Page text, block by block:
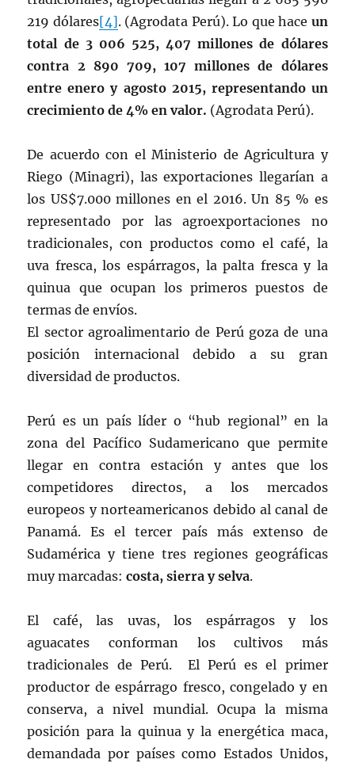
219 dólares[4]. (Agrodata Perú). Lo que hace un
total de 3 006 525, 407 millones de dólares
contra 2 890 709, 107 millones de dólares
entre enero y agosto 2015, representando un
crecimiento de 4% en valor. (Agrodata Perú).
De acuerdo con el Ministerio de Agricultura y
Riego (Minagri), las exportaciones llegarían a
los US$7.000 millones en el 2016. Un 85 % es
representado por las agroexportaciones no
tradicionales, con productos como el café, la
uva fresca, los espárragos, la palta fresca y la
quinua que ocupan los primeros puestos de
termas de envíos.
El sector agroalimentario de Perú goza de una
posición internacional debido a su gran
diversidad de productos.
Perú es un país líder o “hub regional” en la
zona del Pacífico Sudamericano que permite
llegar en contra estación y antes que los
competidores directos, a los mercados
europeos y norteamericanos debido al canal de
Panamá. Es el tercer país más extenso de
Sudamérica y tiene tres regiones geográficas
muy marcadas:costa, sierra y selva.
El café, las uvas, los espárragos y los
aguacates conforman los cultivos más
tradicionales de Perú. El Perú es el primer
productor de espárrago fresco, congelado y en
conserva, a nivel mundial. Ocupa la misma
posición para la quinua y la energética maca,
demandada por países como Estados Unidos,